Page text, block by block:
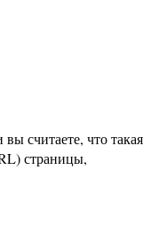
вы считаете, что такая
страницы,